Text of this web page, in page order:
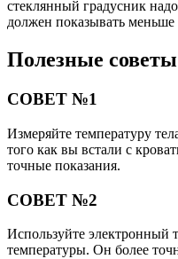
стеклянный градусник
должен показывать меньше
Полезные советы
СОВЕТ №1
Измеряйте температуру
того как вы встали с
точные показания.
СОВЕТ №2
Используйте электронный
температуры. Он более